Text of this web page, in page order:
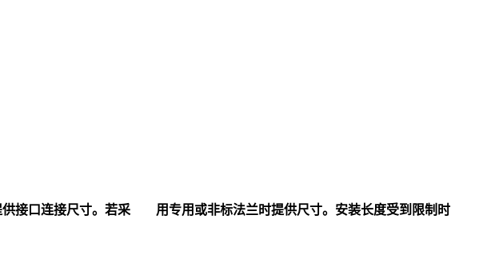
供接口连接尺寸。若采 用专用或非标法兰时提供尺寸。安装长度受到限制时